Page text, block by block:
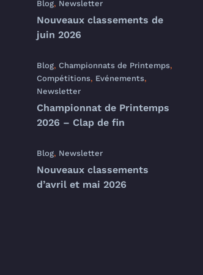
Blog, Newsletter
Nouveaux classements de
juin 2026
Blog, Championnats de Printemps,
Compétitions, Evénements,
Newsletter
Championnat de Printemps
2026 – Clap de fin
Blog, Newsletter
Nouveaux classements
d’avril et mai 2026